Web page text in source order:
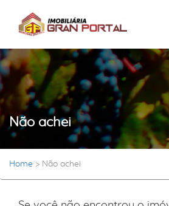
Não achei
Home > Não achei